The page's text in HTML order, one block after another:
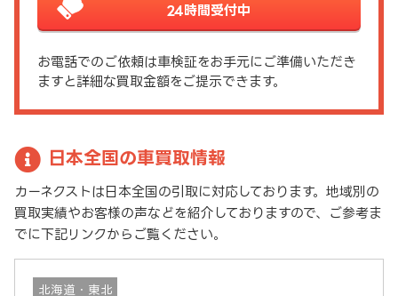
24時間受付中
お電話でのご依頼は車検証をお手元にご準備いただき
ますと詳細な買取金額をご提示できます。
日本全国の車買取情報
カーネクストは日本全国の引取に対応しております。地域別の
買取実績やお客様の声などを紹介しておりますので、ご参考ま
でに下記リンクからご覧ください。
北海道・東北